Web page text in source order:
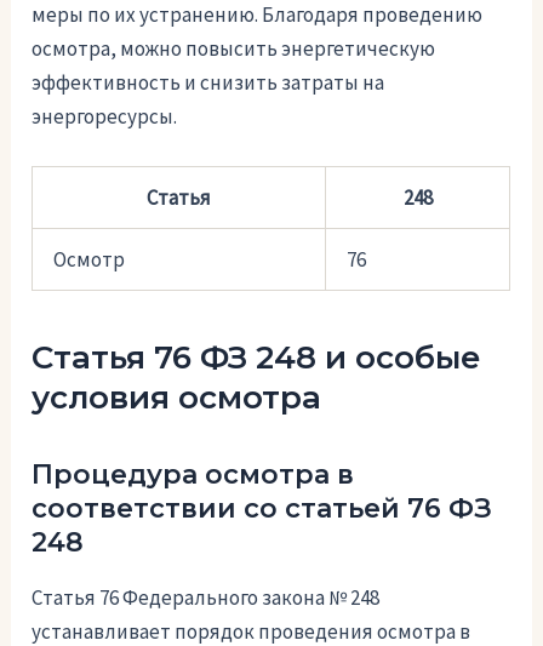
меры по их устранению. Благодаря проведению
осмотра, можно повысить энергетическую
эффективность и снизить затраты на
энергоресурсы.
Статья 248
Осмотр 76
Статья 76 ФЗ 248 и особые
условия осмотра
Процедура осмотра в
соответствии со статьей 76 ФЗ
248
Статья 76 Федерального закона № 248
устанавливает порядок проведения осмотра в